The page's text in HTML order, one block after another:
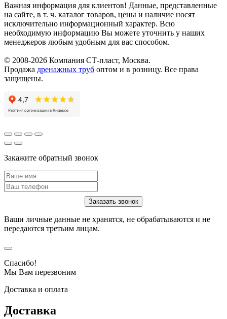
Важная информация для клиентов! Данные, представленные
на сайте, в т. ч. каталог товаров, цены и наличие носят
исключительно информационный характер. Всю
необходимую информацию Вы можете уточнить у наших
менеджеров любым удобным для вас способом.
© 2008-2026 Компания СТ-пласт, Москва.
Продажа дренажных труб оптом и в розницу. Все права
защищены.
Закажите обратный звонок
Ваши личные данные не хранятся, не обрабатываются и не
передаются третьим лицам.
Спасибо!
Мы Вам перезвоним
Доставка и оплата
Доставка